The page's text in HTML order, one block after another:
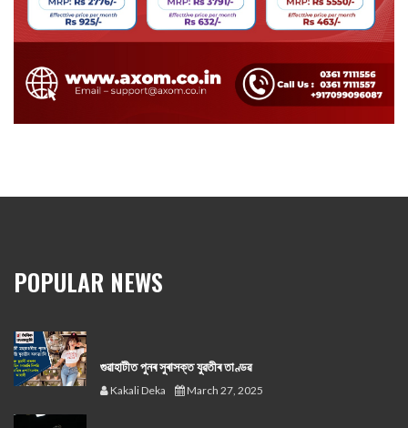
POPULAR NEWS
গুৱাহাটীত পুনৰ সুৰাসক্ত যুৱতীৰ তাণ্ডৱ
Kakali Deka March 27, 2025